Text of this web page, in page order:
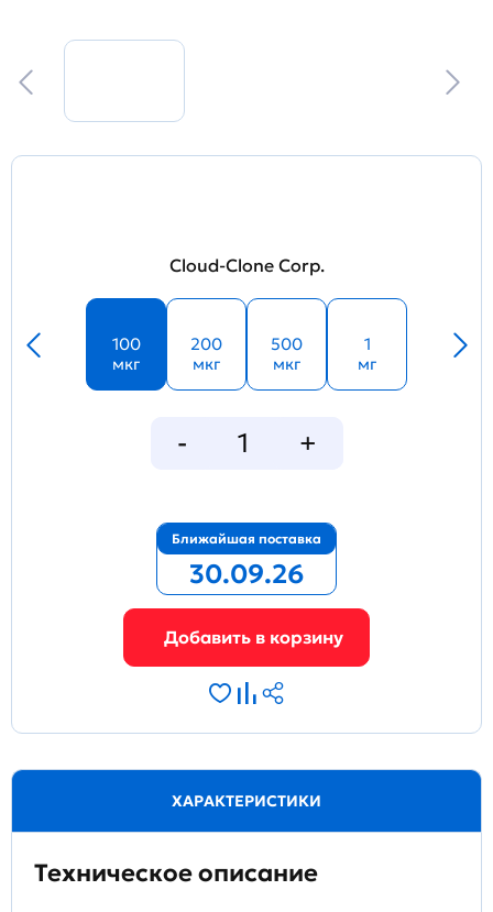
Cloud-Clone Corp.
100
мкг
200
мкг
500
мкг
1
мг
Ближайшая поставка
30.09.26
ХАРАКТЕРИСТИКИ
Техническое описание